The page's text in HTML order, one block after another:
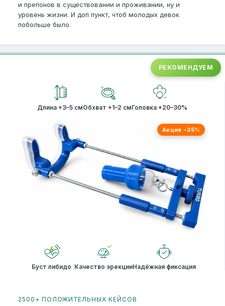
и препонов в существовании и проживании, ну и
уровень жизни. И доп пункт, чтоб молодых девок
побольше было.
РЕКОМЕНДУЕМ
Длина +3–5 смОбхват +1–2 смГоловка +20–30%
Акция −35%
Буст либидо Качество эрекцииНадёжная фиксация
2500+ ПОЛОЖИТЕЛЬНЫХ КЕЙСОВ